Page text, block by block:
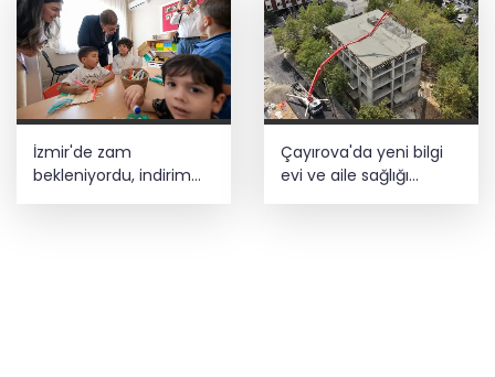
İzmir'de zam
bekleniyordu, indirim
oldu!
Çayırova'da yeni bilgi
evi ve aile sağlığı
merkezinin